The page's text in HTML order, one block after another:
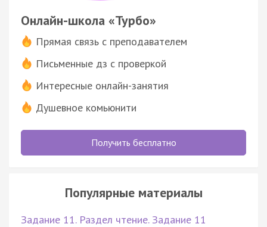
Онлайн-школа «Турбо»
Прямая связь с преподавателем
Письменные дз с проверкой
Интересные онлайн-занятия
Душевное комьюнити
Получить бесплатно
Популярные материалы
Задание 11. Раздел чтение. Задание 11